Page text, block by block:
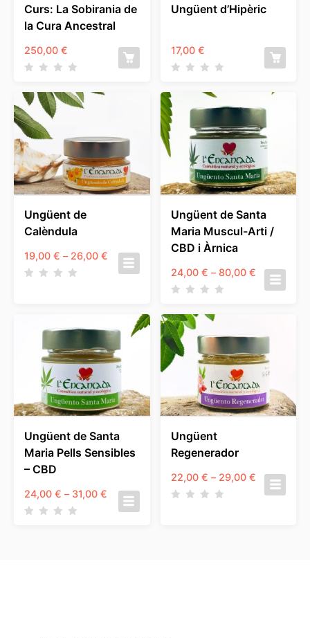
Curs: La Sobirania de
la Cura Ancestral
250,00 €
Ungüent d’Hipèric
17,00 €
Ungüent de
Calèndula
19,00 € – 26,00 € Interval
26,00 €
Ungüent de Santa
Maria Muscul-Arti /
CBD i Àrnica
24,00 € – 80,00 €Interval
Ungüent de Santa
Maria Pells Sensibles
– CBD
24,00 € – 31,00 € Interval
Ungüent
Regenerador
22,00 € – 29,00 €Interval